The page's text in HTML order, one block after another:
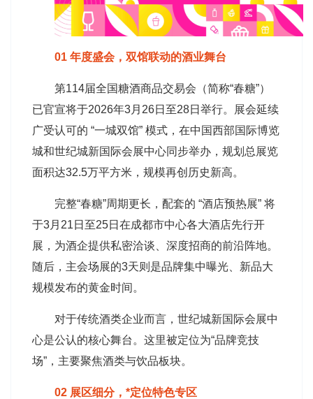
01 年度盛会，双馆联动的酒业舞台
第114届全国糖酒商品交易会（简称“春糖”）
已官宣将于2026年3月26日至28日举行。展会延续
广受认可的 “一城双馆” 模式，在中国西部国际博览
城和世纪城新国际会展中心同步举办，规划总展览
面积达32.5万平方米，规模再创历史新高。
完整“春糖”周期更长，配套的 “酒店预热展” 将
于3月21日至25日在成都市中心各大酒店先行开
展，为酒企提供私密洽谈、深度招商的前沿阵地。
随后，主会场展的3天则是品牌集中曝光、新品大
规模发布的黄金时间。
对于传统酒类企业而言，世纪城新国际会展中
心是公认的核心舞台。这里被定位为“品牌竞技
场”，主要聚焦酒类与饮品板块。
02 展区细分，*定位特色专区